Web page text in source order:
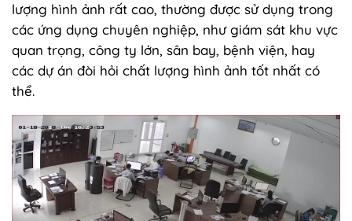
lượng hình ảnh rất cao, thường được sử dụng trong
các ứng dụng chuyên nghiệp, như giám sát khu vực
quan trọng, công ty lớn, sân bay, bệnh viện, hay
các dự án đòi hỏi chất lượng hình ảnh tốt nhất có
thể.